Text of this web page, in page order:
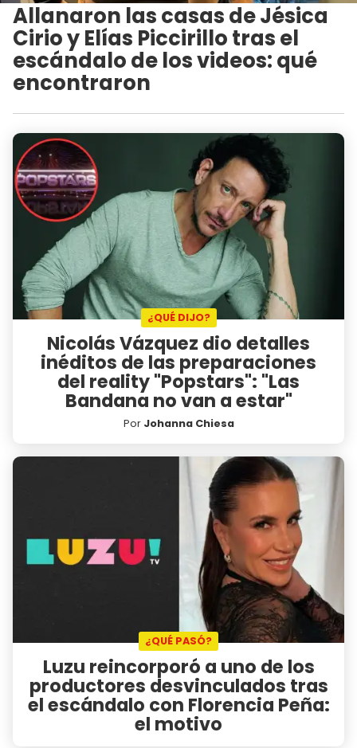
Allanaron las casas de Jésica
Cirio y Elías Piccirillo tras el
escándalo de los videos: qué
encontraron
¿QUÉ DIJO?
Nicolás Vázquez dio detalles
inéditos de las preparaciones
del reality "Popstars": "Las
Bandana no van a estar"
Por Johanna Chiesa
¿QUÉ PASÓ?
Luzu reincorporó a uno de los
productores desvinculados tras
el escándalo con Florencia Peña:
el motivo